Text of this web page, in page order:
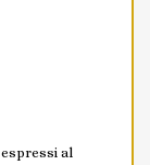
al